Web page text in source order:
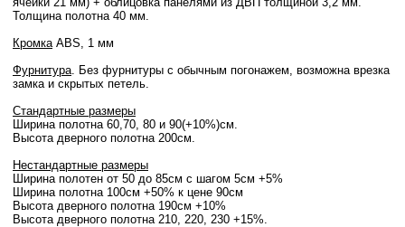
Толщина полотна 40 мм.
КромкаABS, 1 мм
Фурнитура. Без фурнитуры с обычным погонажем, возможна врезка
замка и скрытых петель.
Стандартные размеры
Ширина полотна 60,70, 80 и 90(+10%)см.
Высота дверного полотна 200см.
Нестандартные размеры
Ширина полотен от 50 до 85см с шагом 5см +5%
Ширина полотна 100см +50% к цене 90см
Высота дверного полотна 190см +10%
Высота дверного полотна 210, 220, 230 +15%.